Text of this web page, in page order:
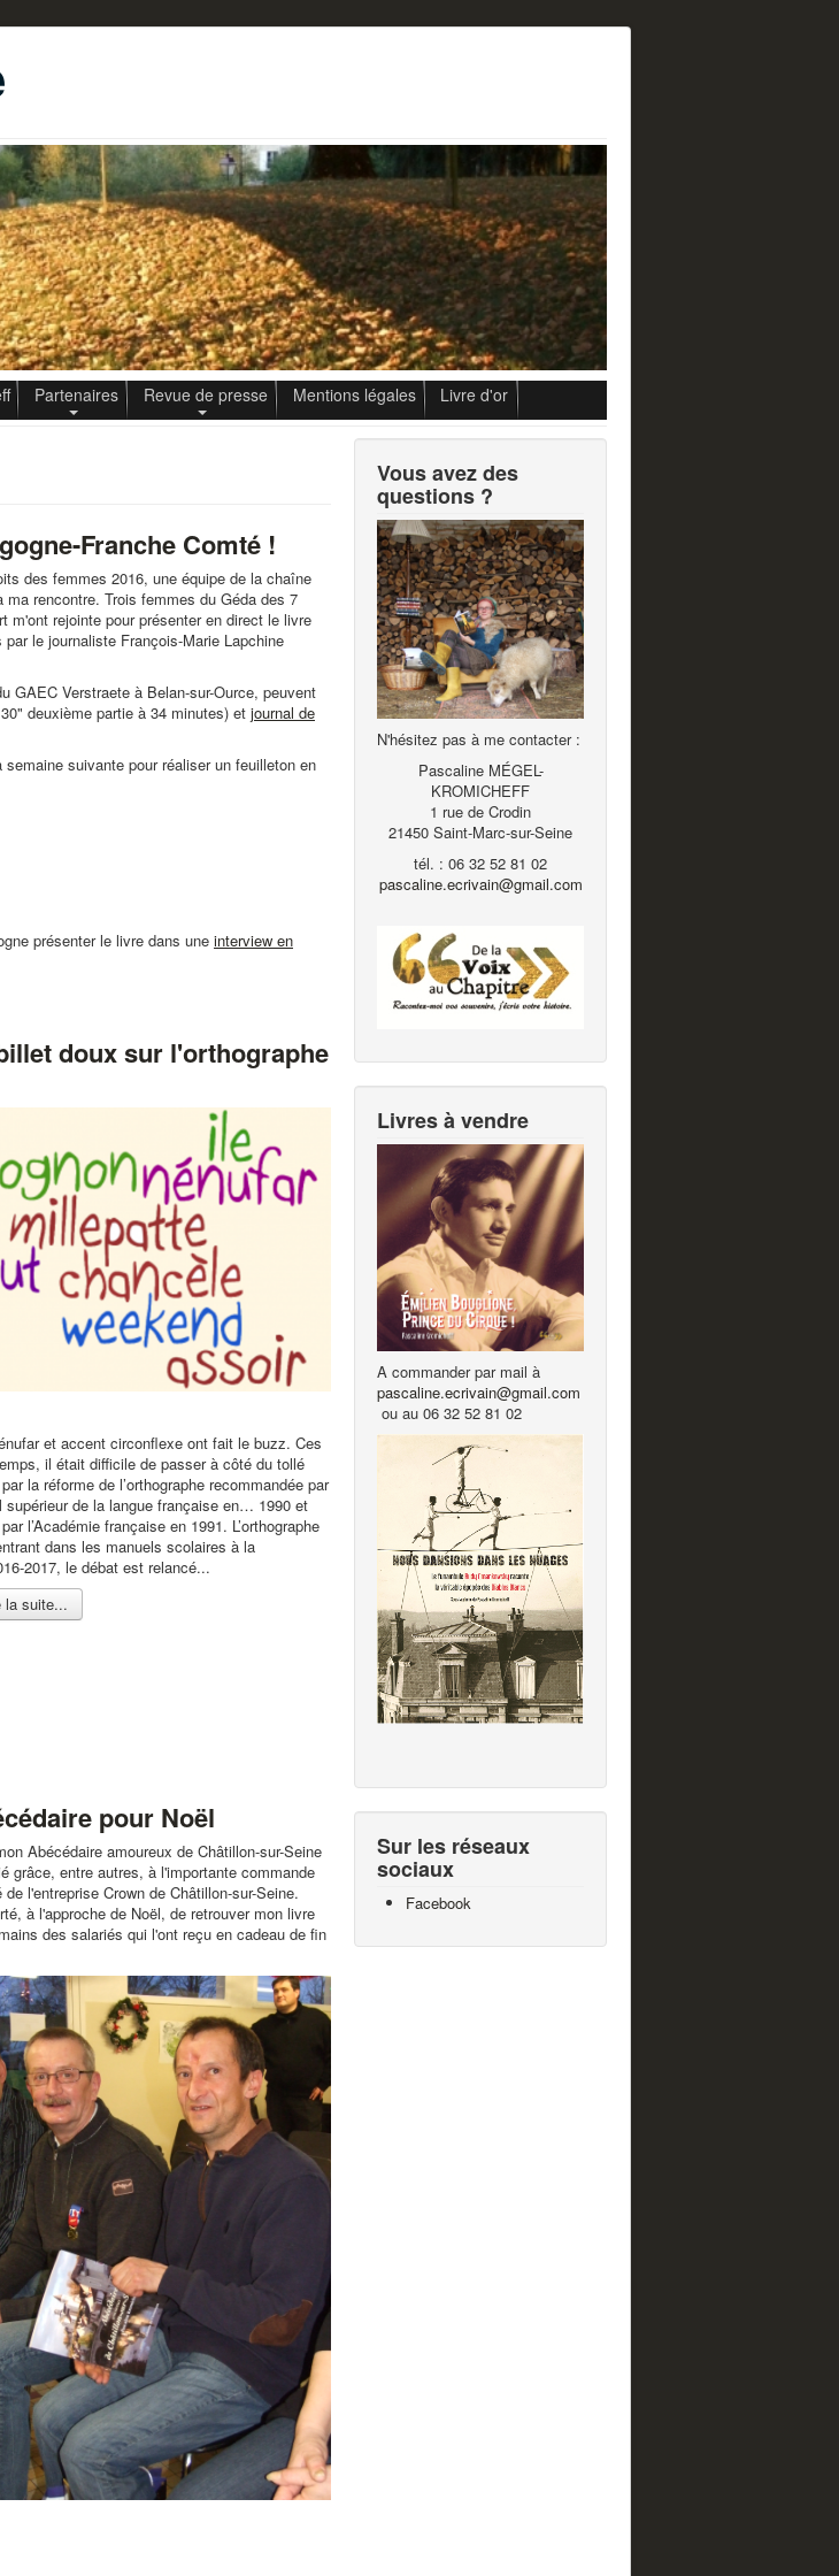
Partenaires Revue de presse Mentions légales Livre d'or
Franche Comté !
des femmes 2016, une équipe de la chaîne
rencontre. Trois femmes du Géda des 7
m'ont rejointe pour présenter en direct le livre
le journaliste François-Marie Lapchine
GAEC Verstraete à Belan-sur-Ource, peuvent
deuxième partie à 34 minutes) et journal de
suivante pour réaliser un feuilleton en
présenter le livre dans une interview en
doux sur l'orthographe
et accent circonflexe ont fait le buzz. Ces
il était difficile de passer à côté du tollé
la réforme de l’orthographe recommandée par
supérieur de la langue française en… 1990 et
l’Académie française en 1991. L’orthographe
dans les manuels scolaires à la
2017, le débat est relancé...
la suite...
pour Noël
Abécédaire amoureux de Châtillon-sur-Seine
grâce, entre autres, à l'importante commande
de l'entreprise Crown de Châtillon-sur-Seine.
à l'approche de Noël, de retrouver mon livre
des salariés qui l'ont reçu en cadeau de fin
Vous avez des
questions ?
N'hésitez pas à me contacter :
Pascaline MÉGEL-
KROMICHEFF
1 rue de Crodin
21450 Saint-Marc-sur-Seine
tél. : 06 32 52 81 02
pascaline.ecrivain@gmail.com
Livres à vendre
A commander par mail à
pascaline.ecrivain@gmail.com
ou au 06 32 52 81 02
Sur les réseaux
sociaux
Facebook